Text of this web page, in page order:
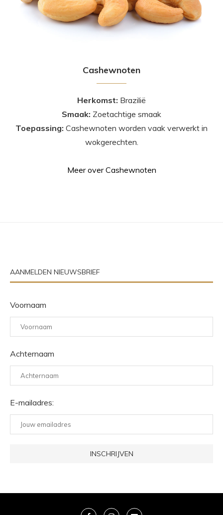
Cashewnoten
Herkomst: Brazilië
Smaak: Zoetachtige smaak
Toepassing: Cashewnoten worden vaak verwerkt in
wokgerechten.
Meer over Cashewnoten
AANMELDEN NIEUWSBRIEF
Voornaam
Achternaam
E-mailadres: